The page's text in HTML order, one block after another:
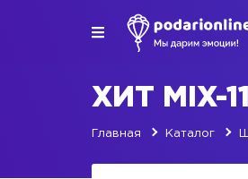
ХИТ MIX-
Главная Каталог